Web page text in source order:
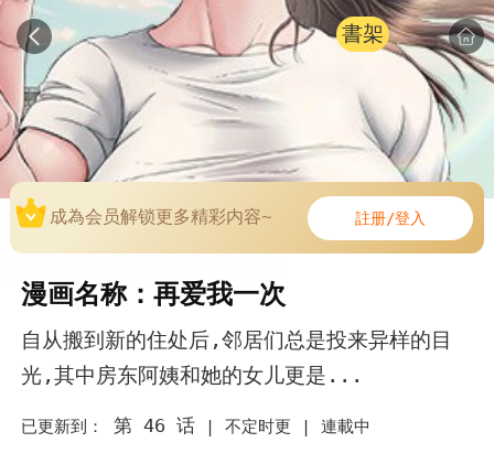
書架
成為会员解锁更多精彩内容~ 註册/登入
漫画名称：再爱我一次
自从搬到新的住处后,邻居们总是投来异样的目
光,其中房东阿姨和她的女儿更是...
已更新到： 第 46 话| 不定时更 | 連載中